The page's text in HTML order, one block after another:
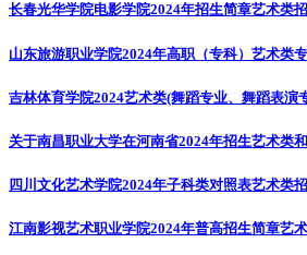
长春光华学院电影学院2024年招生简章艺术类
山东旅游职业学院2024年高职（专科）艺术类
吉林体育学院2024艺术类(舞蹈专业、舞蹈表演
关于南昌职业大学在河南省2024年招生艺术类
四川文化艺术学院2024年子科类对照表艺术类
江南影视艺术职业学院2024年普高招生简章艺